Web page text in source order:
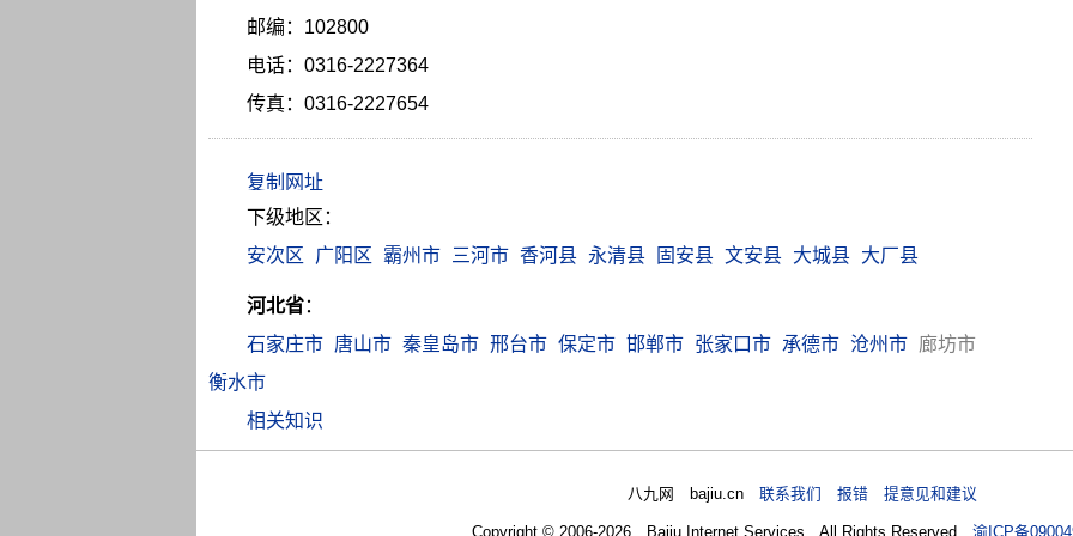
邮编：102800
电话：0316-2227364
传真：0316-2227654
下级地区：
安次区
广阳区 霸州市 三河市 香河县 永清县 固安县 文安县 大城县 大厂县
河北省：
石家庄市 唐山市 秦皇岛市 邢台市 保定市 邯郸市 张家口市 承德市 沧州市
廊坊市
衡水市
相关知识
八九网 bajiu.cn联系我们 报错 提意见和建议
Copyright © 2006-2026 Bajiu Internet Services All Rights Reserved 渝ICP备